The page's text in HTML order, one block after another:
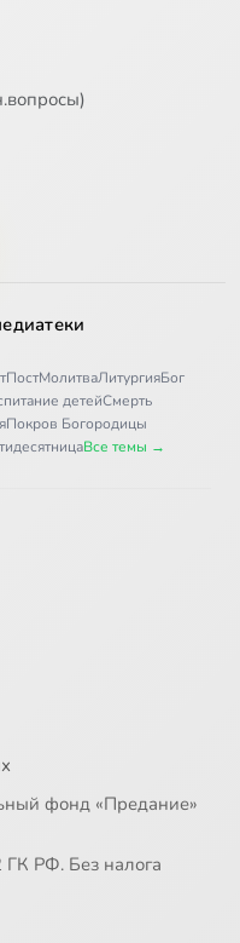
ПостМолитваЛитургияБог
детейСмерть
Покров Богородицы
Все темы →
фонд «Предание»
ГК РФ. Без налога